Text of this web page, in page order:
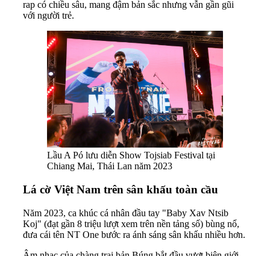
rap có chiều sâu, mang đậm bản sắc nhưng vẫn gần gũi
với người trẻ.
Lầu A Pó lưu diễn Show Tojsiab Festival tại
Chiang Mai, Thái Lan năm 2023
Lá cờ Việt Nam trên sân khấu toàn cầu
Năm 2023, ca khúc cá nhân đầu tay "Baby Xav Ntsib
Koj" (đạt gần 8 triệu lượt xem trên nền tảng số) bùng nổ,
đưa cái tên NT One bước ra ánh sáng sân khấu nhiều hơn.